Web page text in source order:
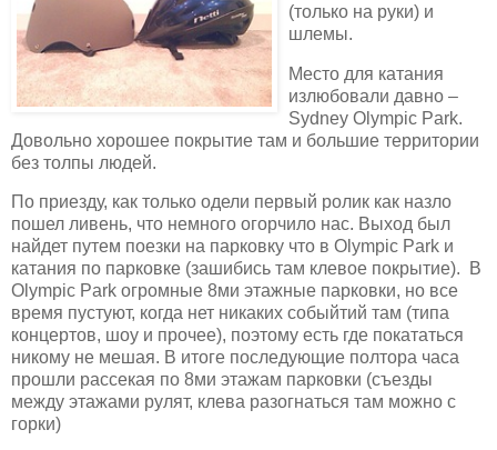
(только на руки) и
шлемы.
Место для катания
излюбовали давно –
Sydney Olympic Park.
Довольно хорошее покрытие там и большие территории
без толпы людей.
По приезду, как только одели первый ролик как назло
пошел ливень, что немного огорчило нас. Выход был
найдет путем поезки на парковку что в Olympic Park и
катания по парковке (зашибись там клевое покрытие). В
Olympic Park огромные 8ми этажные парковки, но все
время пустуют, когда нет никаких собыйтий там (типа
концертов, шоу и прочее), поэтому есть где покататься
никому не мешая. В итоге последующие полтора часа
прошли рассекая по 8ми этажам парковки (съезды
между этажами рулят, клева разогнаться там можно с
горки)